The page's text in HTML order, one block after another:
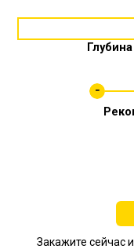
Закажите сейчас